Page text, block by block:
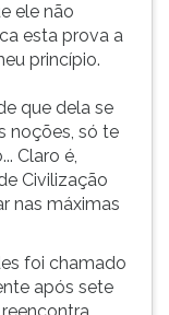
ele não
esta prova a
princípio.
que dela se
noções, só te
Claro é,
Civilização
nas máximas
foi chamado
após sete